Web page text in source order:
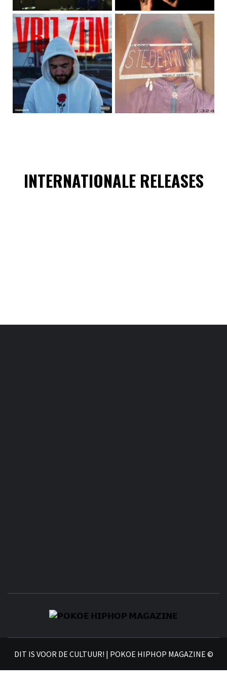
INTERNATIONALE RELEASES
DIT IS VOOR DE CULTUUR! | POKOE HIPHOP MAGAZINE ©